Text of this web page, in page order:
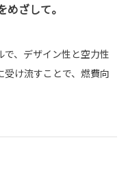
ざして。
、デザイン性と空力性
け流すことで、燃費向